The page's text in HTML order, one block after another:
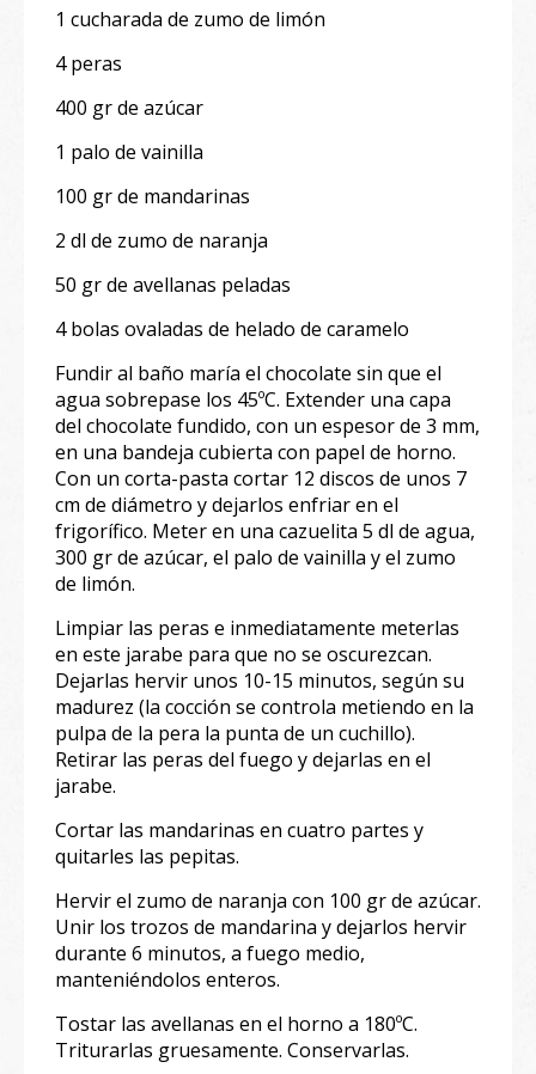
1 cucharada de zumo de limón
4 peras
400 gr de azúcar
1 palo de vainilla
100 gr de mandarinas
2 dl de zumo de naranja
50 gr de avellanas peladas
4 bolas ovaladas de helado de caramelo
Fundir al baño maría el chocolate sin que el
agua sobrepase los 45ºC. Extender una capa
del chocolate fundido, con un espesor de 3 mm,
en una bandeja cubierta con papel de horno.
Con un corta-pasta cortar 12 discos de unos 7
cm de diámetro y dejarlos enfriar en el
frigorífico. Meter en una cazuelita 5 dl de agua,
300 gr de azúcar, el palo de vainilla y el zumo
de limón.
Limpiar las peras e inmediatamente meterlas
en este jarabe para que no se oscurezcan.
Dejarlas hervir unos 10-15 minutos, según su
madurez (la cocción se controla metiendo en la
pulpa de la pera la punta de un cuchillo).
Retirar las peras del fuego y dejarlas en el
jarabe.
Cortar las mandarinas en cuatro partes y
quitarles las pepitas.
Hervir el zumo de naranja con 100 gr de azúcar.
Unir los trozos de mandarina y dejarlos hervir
durante 6 minutos, a fuego medio,
manteniéndolos enteros.
Tostar las avellanas en el horno a 180ºC.
Triturarlas gruesamente. Conservarlas.